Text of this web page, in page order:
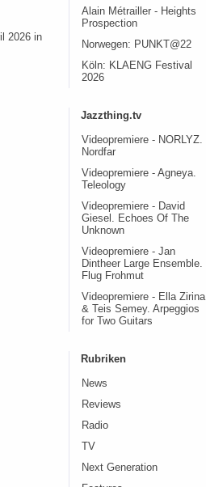
2026 in
Alain Métrailler - Heights
Prospection
Norwegen: PUNKT@22
Köln: KLAENG Festival
2026
Jazzthing.tv
Videopremiere - NORLYZ.
Nordfar
Videopremiere - Agneya.
Teleology
Videopremiere - David
Giesel. Echoes Of The
Unknown
Videopremiere - Jan
Dintheer Large Ensemble.
Flug Frohmut
Videopremiere - Ella Zirina
& Teis Semey. Arpeggios
for Two Guitars
Rubriken
News
Reviews
Radio
TV
Next Generation